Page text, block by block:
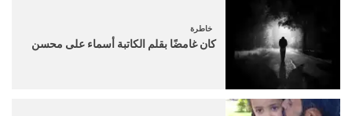
خاطرة
كان غامضًا بقلم الكاتبة أسماء على محسن